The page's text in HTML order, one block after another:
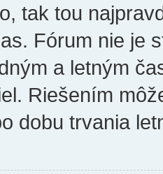
tak tou
Fórum nie je
a letným
Riešením
dobu trvania